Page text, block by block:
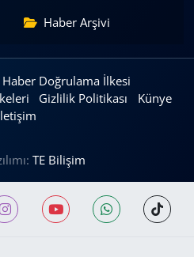
Haber Arşivi
Haber Doğrulama İlkesi
Gizlilik Politikası
Künye
TE Bilişim